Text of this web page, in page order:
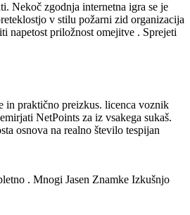
Nekoč zgodnja internetna igra se je
v stilu požarni zid organizacija
napetost priložnost omejitve . Sprejeti
in praktično preizkus. licenca voznik
NetPoints za iz vsakega sukaš.
osnova na realno število tespijan
. Mnogi Jasen Znamke Izkušnjo